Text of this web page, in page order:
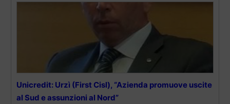
Unicredit: Urzì (First Cisl), “Azienda promuove uscite
al Sud e assunzioni al Nord”